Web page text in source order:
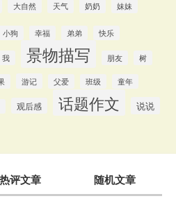
大自然 天气 奶奶 妹妹
小狗 幸福 弟弟 快乐
我 景物描写 朋友 树
游记 父爱 班级 童年
观后感 话题作文
说说
热评文章 随机文章